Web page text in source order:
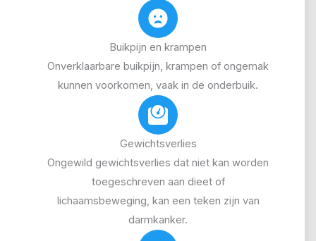
Buikpijn en krampen
Onverklaarbare buikpijn, krampen of ongemak
kunnen voorkomen, vaak in de onderbuik.
Gewichtsverlies
Ongewild gewichtsverlies dat niet kan worden
toegeschreven aan dieet of
lichaamsbeweging, kan een teken zijn van
darmkanker.